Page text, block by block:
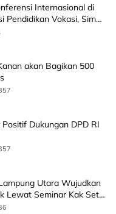
Internasional di
Pendidikan Vokasi, Simak
akan Bagikan 500
Dukungan DPD RI
Utara Wujudkan
Lewat Seminar Kak Seto,